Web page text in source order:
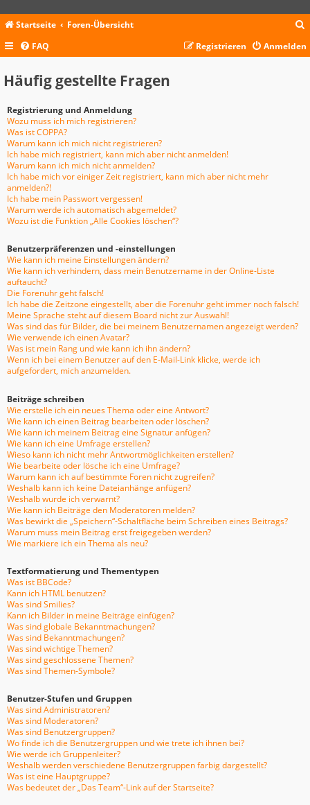
Startseite Foren-Übersicht
c
FAQ Anmelden
Registrieren
Häufig gestellte Fragen
Registrierung und Anmeldung
Wozu muss ich mich registrieren?
Was ist COPPA?
Warum kann ich mich nicht registrieren?
Ich habe mich registriert, kann mich aber nicht anmelden!
Warum kann ich mich nicht anmelden?
Ich habe mich vor einiger Zeit registriert, kann mich aber nicht mehr
anmelden?!
Ich habe mein Passwort vergessen!
Warum werde ich automatisch abgemeldet?
Wozu ist die Funktion „Alle Cookies löschen“?
Benutzerpräferenzen und -einstellungen
Wie kann ich meine Einstellungen ändern?
Wie kann ich verhindern, dass mein Benutzername in der Online-Liste
auftaucht?
Die Forenuhr geht falsch!
Ich habe die Zeitzone eingestellt, aber die Forenuhr geht immer noch falsch!
Meine Sprache steht auf diesem Board nicht zur Auswahl!
Was sind das für Bilder, die bei meinem Benutzernamen angezeigt werden?
Wie verwende ich einen Avatar?
Was ist mein Rang und wie kann ich ihn ändern?
Wenn ich bei einem Benutzer auf den E-Mail-Link klicke, werde ich
aufgefordert, mich anzumelden.
Beiträge schreiben
Wie erstelle ich ein neues Thema oder eine Antwort?
Wie kann ich einen Beitrag bearbeiten oder löschen?
Wie kann ich meinem Beitrag eine Signatur anfügen?
Wie kann ich eine Umfrage erstellen?
Wieso kann ich nicht mehr Antwortmöglichkeiten erstellen?
Wie bearbeite oder lösche ich eine Umfrage?
Warum kann ich auf bestimmte Foren nicht zugreifen?
Weshalb kann ich keine Dateianhänge anfügen?
Weshalb wurde ich verwarnt?
Wie kann ich Beiträge den Moderatoren melden?
Was bewirkt die „Speichern“-Schaltfläche beim Schreiben eines Beitrags?
Warum muss mein Beitrag erst freigegeben werden?
Wie markiere ich ein Thema als neu?
Textformatierung und Thementypen
Was ist BBCode?
Kann ich HTML benutzen?
Was sind Smilies?
Kann ich Bilder in meine Beiträge einfügen?
Was sind globale Bekanntmachungen?
Was sind Bekanntmachungen?
Was sind wichtige Themen?
Was sind geschlossene Themen?
Was sind Themen-Symbole?
Benutzer-Stufen und Gruppen
Was sind Administratoren?
Was sind Moderatoren?
Was sind Benutzergruppen?
Wo finde ich die Benutzergruppen und wie trete ich ihnen bei?
Wie werde ich Gruppenleiter?
Weshalb werden verschiedene Benutzergruppen farbig dargestellt?
Was ist eine Hauptgruppe?
Was bedeutet der „Das Team“-Link auf der Startseite?